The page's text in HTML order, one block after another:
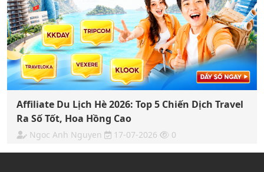
Affiliate Du Lịch Hè 2026: Top 5 Chiến Dịch Travel
Ra Số Tốt, Hoa Hồng Cao
Ngoc Anh Nguyen 17-07-2026 0